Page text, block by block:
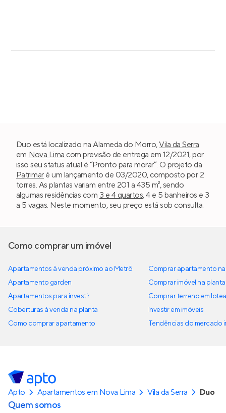
Duo está localizado na Alameda do Morro,Vila da Serra
em Nova Lima com previsão de entrega em 12/2021, por
isso seu status atual é “Pronto para morar”. O projeto da
Patrimar é um lançamento de 03/2020, composto por 2
torres. As plantas variam entre 201 a 435 m², sendo
algumas residências com 3 e 4 quartos, 4 e 5 banheiros e 3
a 5 vagas. Neste momento, seu preço está sob consulta.
Como comprar um imóvel
Apartamentos à venda próximo ao Metrô
Apartamento garden
Apartamentos para investir
Coberturas à venda na planta
Como comprar apartamento
Comprar apartamento
Comprar imóvel na planta
Comprar terreno em
Investir em imóveis
Tendências do mercado
Apto Apartamentos em Nova Lima Vila da Serra Duo
Quem somos